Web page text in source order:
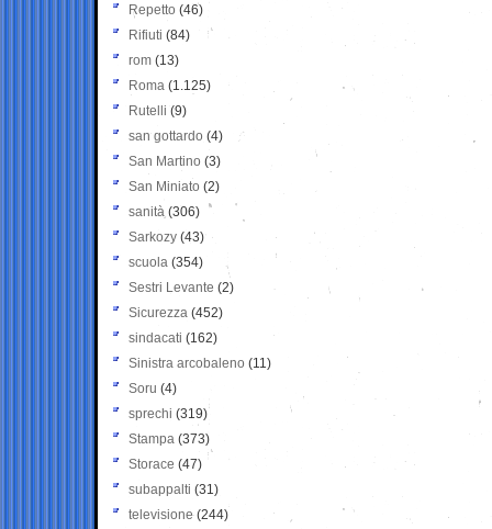
Repetto (46)
Rifiuti (84)
rom (13)
Roma (1.125)
Rutelli (9)
san gottardo (4)
San Martino (3)
San Miniato (2)
sanità (306)
Sarkozy (43)
scuola (354)
Sestri Levante (2)
Sicurezza (452)
sindacati (162)
Sinistra arcobaleno (11)
Soru (4)
sprechi (319)
Stampa (373)
Storace (47)
subappalti (31)
televisione(244)